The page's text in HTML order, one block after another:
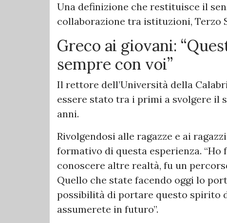
Una definizione che restituisce il
collaborazione tra istituzioni, Terzo
Greco ai giovani:
sempre con voi”
Il rettore dell’Università della
essere stato tra i primi a svolgere il
anni.
Rivolgendosi alle ragazze e ai
formativo di questa esperienza.
conoscere altre realtà, fu un
Quello che state facendo oggi lo
possibilità di portare questo spirito
assumerete in futuro”.